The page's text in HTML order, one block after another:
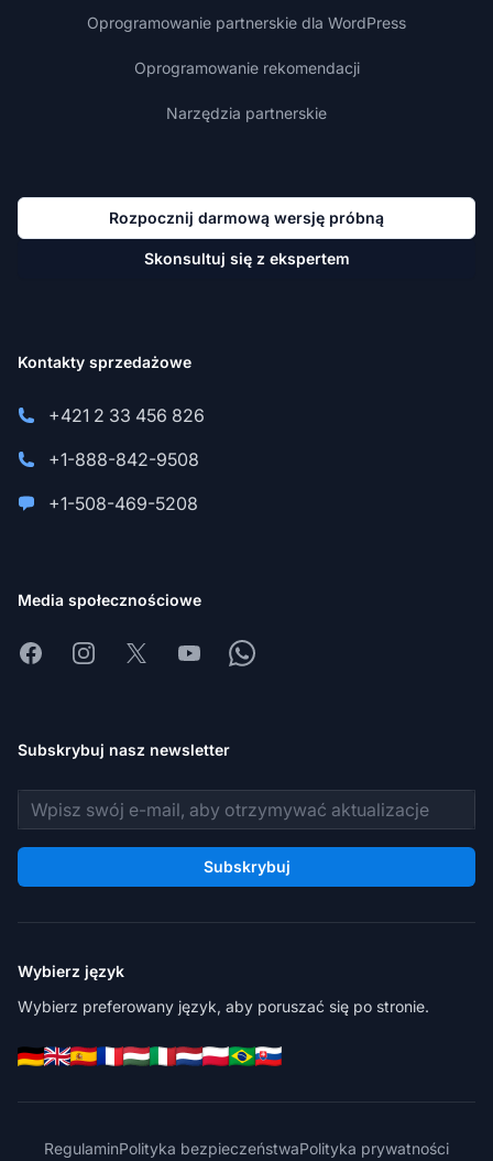
Oprogramowanie partnerskie dla WordPress
Oprogramowanie rekomendacji
Narzędzia partnerskie
Rozpocznij darmową wersję próbną
Skonsultuj się z ekspertem
Kontakty sprzedażowe
+421 2 33 456 826
+1-888-842-9508
+1-508-469-5208
Media społecznościowe
FacebookInstagram
X YoutubeWhatsapp
Subskrybuj nasz newsletter
Adres e-mail
Subskrybuj
Wybierz język
Wybierz preferowany język, aby poruszać się po stronie.
RegulaminPolityka bezpieczeństwaPolityka prywatności